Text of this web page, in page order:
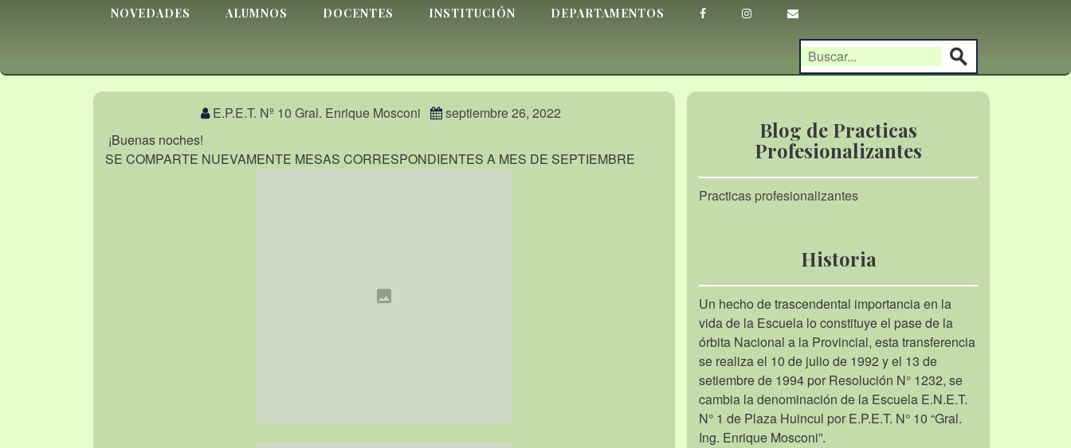
NOVEDADES ALUMNOS DOCENTES INSTITUCIÓN DEPARTAMENTOS
E.P.E.T. Nº 10 Gral. Enrique Mosconi
septiembre 26, 2022
¡Buenas noches!
SE COMPARTE NUEVAMENTE MESAS CORRESPONDIENTES A MES DE SEPTIEMBRE
Blog de Practicas
Profesionalizantes
Practicas profesionalizantes
Historia
Un hecho de trascendental importancia en la
vida de la Escuela lo constituye el pase de la
órbita Nacional a la Provincial, esta transferencia
se realiza el 10 de julio de 1992 y el 13 de
setiembre de 1994 por Resolución N° 1232, se
cambia la denominación de la Escuela E.N.E.T.
N° 1 de Plaza Huincul por E.P.E.T. N° 10 “Gral.
Ing. Enrique Mosconi”.